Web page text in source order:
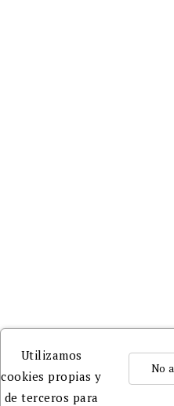
Utilizamos
cookies propias y
de terceros para
No